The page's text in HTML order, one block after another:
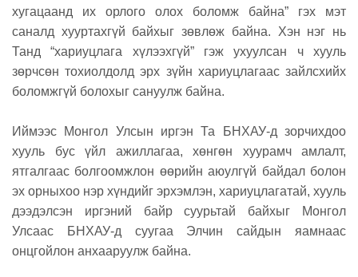
хугацаанд их орлого олох боломж байна” гэх мэт
саналд хууртахгүй байхыг зөвлөж байна. Хэн нэг нь
Танд “хариуцлага хүлээхгүй” гэж ухуулсан ч хууль
зөрчсөн тохиолдолд эрх зүйн хариуцлагаас зайлсхийх
боломжгүй болохыг сануулж байна.
Иймээс Монгол Улсын иргэн Та БНХАУ-д зорчихдоо
хууль бус үйл ажиллагаа, хөнгөн хуурамч амлалт,
ятгалгаас болгоомжлон өөрийн аюулгүй байдал болон
эх орныхоо нэр хүндийг эрхэмлэн, хариуцлагатай, хууль
дээдэлсэн иргэний байр суурьтай байхыг Монгол
Улсаас БНХАУ-д суугаа Элчин сайдын яамнаас
онцгойлон анхааруулж байна.